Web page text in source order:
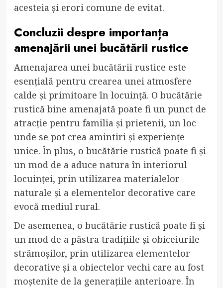
acesteia și erori comune de evitat.
Concluzii despre importanța
amenajării unei bucătării rustice
Amenajarea unei bucătării rustice este
esențială pentru crearea unei atmosfere
calde și primitoare în locuință. O bucătărie
rustică bine amenajată poate fi un punct de
atracție pentru familia și prietenii, un loc
unde se pot crea amintiri și experiențe
unice. În plus, o bucătărie rustică poate fi și
un mod de a aduce natura în interiorul
locuinței, prin utilizarea materialelor
naturale și a elementelor decorative care
evocă mediul rural.
De asemenea, o bucătărie rustică poate fi și
un mod de a păstra tradițiile și obiceiurile
strămoșilor, prin utilizarea elementelor
decorative și a obiectelor vechi care au fost
moștenite de la generațiile anterioare. În